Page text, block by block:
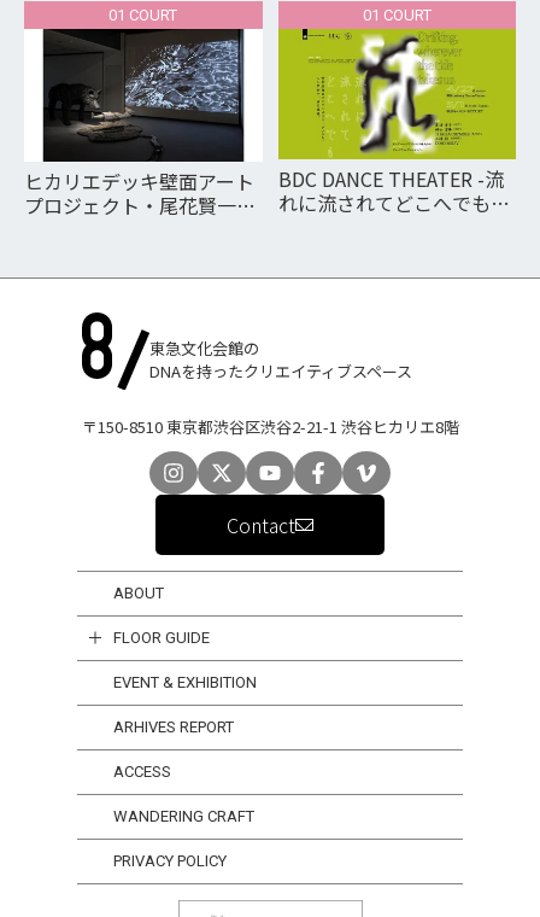
01 COURT
ヒカリエデッキ壁面アート
プロジェクト・尾花賢一作
01 COURT
BDC DANCE THEATER -流
れに流されてどこへでも/
東急文化会館の
DNAを持ったクリエイティブスペース
〒150-8510 東京都渋谷区渋谷2-21-1 渋谷ヒカリエ8階
Contact
ABOUT
FLOOR GUIDE
EVENT & EXHIBITION
ARHIVES REPORT
ACCESS
WANDERING CRAFT
PRIVACY POLICY